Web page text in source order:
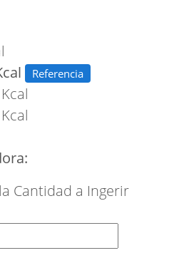
Referencia
Cantidad a Ingerir